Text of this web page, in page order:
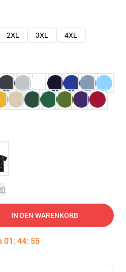
2XL 3XL
4XL
IN DEN WARENKORB
01 : 44: 54